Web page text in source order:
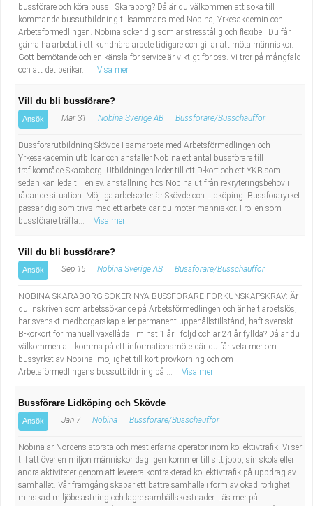
bussförare och köra buss i Skaraborg? Då är du välkommen att söka till
kommande bussutbildning tillsammans med Nobina, Yrkesakdemin och
Arbetsförmedlingen. Nobina söker dig som är stresstålig och flexibel. Du får
gärna ha arbetat i ett kundnära arbete tidigare och gillar att möta människor.
Gott bemötande och en känsla för service är viktigt för oss. Vi tror på mångfald
och att det berikar...
Visa mer
Vill du bli bussförare?
Ansök Mar 31 Nobina Sverige AB Bussförare/Busschaufför
Bussförarutbildning Skövde I samarbete med Arbetsförmedlingen och
Yrkesakademin utbildar och anställer Nobina ett antal bussförare till
trafikområde Skaraborg. Utbildningen leder till ett D-kort och ett YKB som
sedan kan leda till en ev. anställning hos Nobina utifrån rekryteringsbehov i
rådande situation. Möjliga arbetsorter är Skövde och Lidköping. Bussföraryrket
passar dig som trivs med ett arbete där du möter människor. I rollen som
bussförare träffa...
Visa mer
Vill du bli bussförare?
Ansök Sep 15 Nobina Sverige AB Bussförare/Busschaufför
NOBINA SKARABORG SÖKER NYA BUSSFÖRARE FÖRKUNSKAPSKRAV: Är
du inskriven som arbetssökande på Arbetsförmedlingen och är helt arbetslös,
har svenskt medborgarskap eller permanent uppehållstillstånd, haft svenskt
B-körkort för manuell växellåda i minst 1 år i följd och är 24 år fyllda? Då är du
välkommen att komma på ett informationsmöte där du får veta mer om
bussyrket av Nobina, möjlighet till kort provkörning och om
Arbetsförmedlingens bussutbildning på ...
Visa mer
Bussförare Lidköping och Skövde
Ansök Jan 7 Nobina Bussförare/Busschaufför
Nobina är Nordens största och mest erfarna operatör inom kollektivtrafik. Vi ser
till att över en miljon människor dagligen kommer till sitt jobb, sin skola eller
andra aktiviteter genom att leverera kontrakterad kollektivtrafik på uppdrag av
samhället. Vår framgång skapar ett bättre samhälle i form av ökad rörlighet,
minskad miljöbelastning och lägre samhällskostnader. Läs mer på